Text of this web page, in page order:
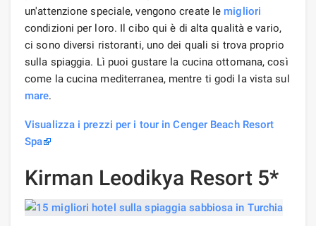
un'attenzione speciale, vengono create le migliori
condizioni per loro. Il cibo qui è di alta qualità e vario,
ci sono diversi ristoranti, uno dei quali si trova proprio
sulla spiaggia. Lì puoi gustare la cucina ottomana, così
come la cucina mediterranea, mentre ti godi la vista sul
mare.
Visualizza i prezzi per i tour in Cenger Beach Resort
Spa
Kirman Leodikya Resort 5*